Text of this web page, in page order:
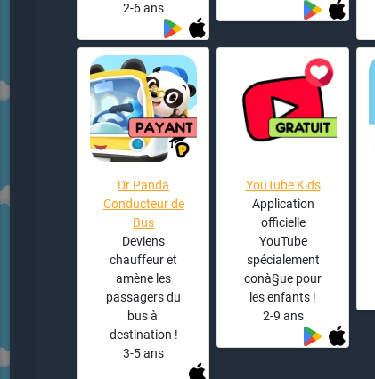
2-6 ans
Dr Panda
Conducteur de
Bus
Deviens
chauffeur et
amène les
passagers du
bus à
destination !
3-5 ans
YouTube Kids
Application
officielle
YouTube
spécialement
conà§ue pour
les enfants !
2-9 ans